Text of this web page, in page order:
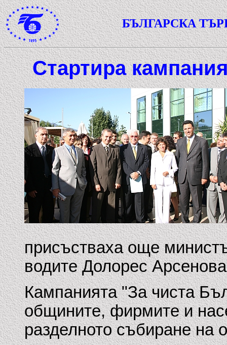
БЪЛГАРСКА
Стартира
присъстваха още
водите Долорес
Кампанията "За чиста
общините, фирмите и
разделното събиране на